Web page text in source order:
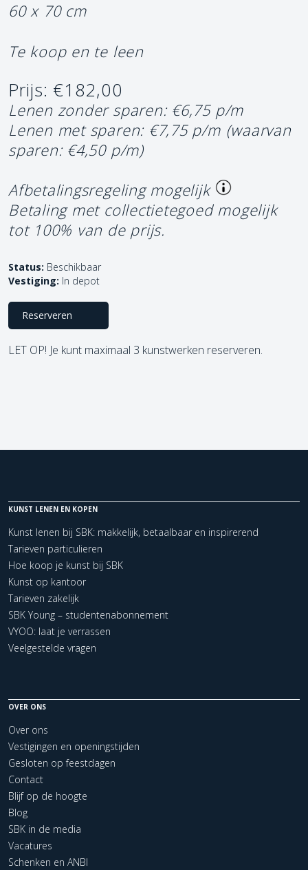
60 x 70 cm
Te koop en te leen
Prijs: €182,00
Lenen zonder sparen: €6,75 p/m
Lenen met sparen: €7,75 p/m (waarvan
sparen: €4,50 p/m)
Afbetalingsregeling mogelijk
Betaling met collectietegoed mogelijk
tot 100% van de prijs.
Status: Beschikbaar
Vestiging: In depot
Reserveren
LET OP! Je kunt maximaal 3 kunstwerken reserveren.
KUNST LENEN EN KOPEN
Kunst lenen bij SBK: makkelijk, betaalbaar en inspirerend
Tarieven particulieren
Hoe koop je kunst bij SBK
Kunst op kantoor
Tarieven zakelijk
SBK Young – studentenabonnement
VYOO: laat je verrassen
Veelgestelde vragen
OVER ONS
Over ons
Vestigingen en openingstijden
Gesloten op feestdagen
Contact
Blijf op de hoogte
Blog
SBK in de media
Vacatures
Schenken en ANBI